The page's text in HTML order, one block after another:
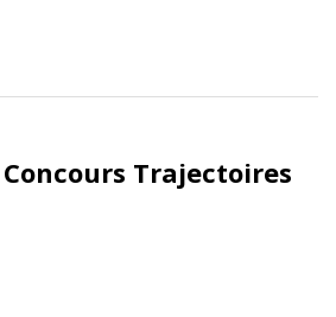
Trajectoires